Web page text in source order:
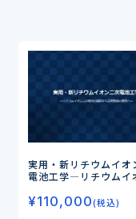
実用・新リチウムイオ
電池工学―リチウムイ
開発へ―
¥110,000(税込)